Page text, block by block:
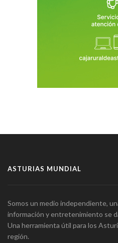
ASTURIAS MUNDIAL
Somos un medio independiente,
información y entretenimiento se
Una herramienta útil para los
región.